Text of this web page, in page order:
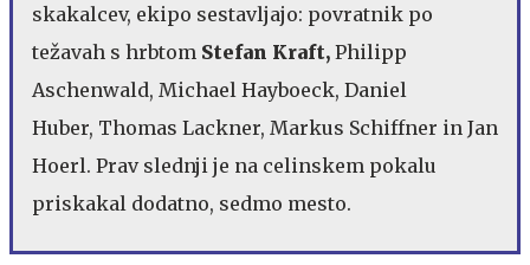
skakalcev, ekipo sestavljajo: povratnik po
težavah s hrbtom Stefan Kraft, Philipp
Aschenwald, Michael Hayboeck, Daniel
Huber, Thomas Lackner, Markus Schiffner in Jan
Hoerl. Prav slednji je na celinskem pokalu
priskakal dodatno, sedmo mesto.